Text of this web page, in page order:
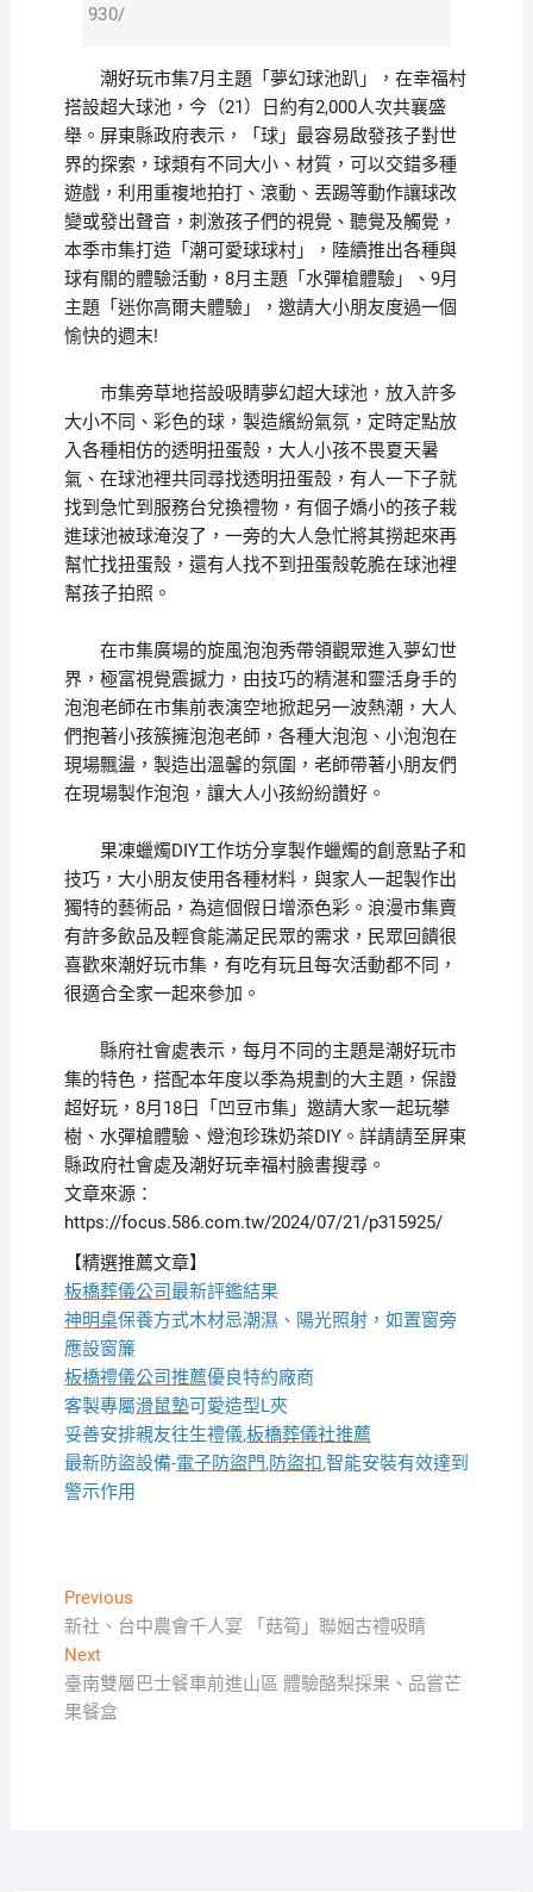
930/
潮好玩市集7月主題「夢幻球池趴」，在幸福村
搭設超大球池，今（21）日約有2,000人次共襄盛
舉。屏東縣政府表示，「球」最容易啟發孩子對世
界的探索，球類有不同大小、材質，可以交錯多種
遊戲，利用重複地拍打、滾動、丟踢等動作讓球改
變或發出聲音，刺激孩子們的視覺、聽覺及觸覺，
本季市集打造「潮可愛球球村」，陸續推出各種與
球有關的體驗活動，8月主題「水彈槍體驗」、9月
主題「迷你高爾夫體驗」，邀請大小朋友度過一個
愉快的週末!
市集旁草地搭設吸睛夢幻超大球池，放入許多
大小不同、彩色的球，製造繽紛氣氛，定時定點放
入各種相仿的透明扭蛋殼，大人小孩不畏夏天暑
氣、在球池裡共同尋找透明扭蛋殼，有人一下子就
找到急忙到服務台兌換禮物，有個子嬌小的孩子栽
進球池被球淹沒了，一旁的大人急忙將其撈起來再
幫忙找扭蛋殼，還有人找不到扭蛋殼乾脆在球池裡
幫孩子拍照。
在市集廣場的旋風泡泡秀帶領觀眾進入夢幻世
界，極富視覺震撼力，由技巧的精湛和靈活身手的
泡泡老師在市集前表演空地掀起另一波熱潮，大人
們抱著小孩簇擁泡泡老師，各種大泡泡、小泡泡在
現場飄盪，製造出溫馨的氛圍，老師帶著小朋友們
在現場製作泡泡，讓大人小孩紛紛讚好。
果凍蠟燭DIY工作坊分享製作蠟燭的創意點子和
技巧，大小朋友使用各種材料，與家人一起製作出
獨特的藝術品，為這個假日增添色彩。浪漫市集賣
有許多飲品及輕食能滿足民眾的需求，民眾回饋很
喜歡來潮好玩巿集，有吃有玩且每次活動都不同，
很適合全家一起來參加。
縣府社會處表示，每月不同的主題是潮好玩市
集的特色，搭配本年度以季為規劃的大主題，保證
超好玩，8月18日「凹豆市集」邀請大家一起玩攀
樹、水彈槍體驗、燈泡珍珠奶茶DIY。詳請請至屏東
縣政府社會處及潮好玩幸福村臉書搜尋。
文章來源：
https://focus.586.com.tw/2024/07/21/p315925/
【精選推薦文章】
板橋葬儀公司最新評鑑結果
神明桌保養方式木材忌潮濕、陽光照射，如置窗旁
應設窗簾
板橋禮儀公司推薦優良特約廠商
客製專屬滑鼠墊可愛造型L夾
妥善安排親友往生禮儀,板橋葬儀社推薦
最新防盜設備-電子防盜門,防盜扣,智能安裝有效達到
警示作用
文
章
導
覽
PreviousPrevious
post:
新社、台中農會千人宴 「菇筍」聯姻古禮吸睛
NextNext
post:
臺南雙層巴士餐車前進山區 體驗酪梨採果、品嘗芒
果餐盒